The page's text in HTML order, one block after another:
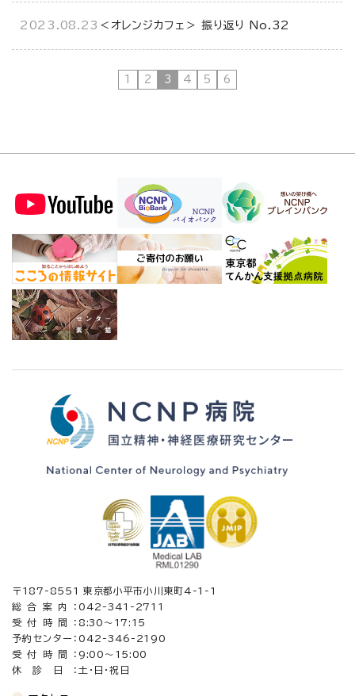
2023.08.23 ＜オレンジカフェ＞ 振り返り No.32
2 3 4 5 6
〒187-8551 東京都小平市小川東町4-1-1
総合案内： 042-341-2711
受付時間： 8:30〜17:15
予約センター： 042-346-2190
受付時間： 9:00～15:00
休診日： 土・日・祝日